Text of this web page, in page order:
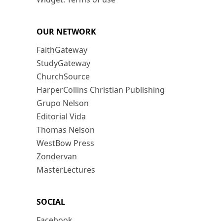
OUR NETWORK
FaithGateway
StudyGateway
ChurchSource
HarperCollins Christian Publishing
Grupo Nelson
Editorial Vida
Thomas Nelson
WestBow Press
Zondervan
MasterLectures
SOCIAL